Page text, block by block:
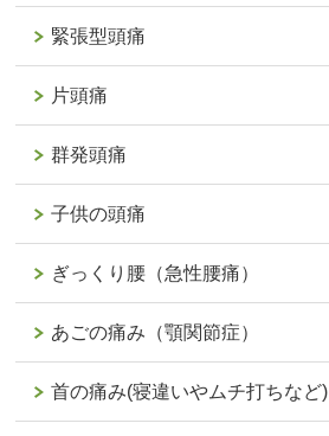
緊張型頭痛
片頭痛
群発頭痛
子供の頭痛
ぎっくり腰（急性腰痛）
あごの痛み（顎関節症）
首の痛み(寝違いやムチ打ちなど)